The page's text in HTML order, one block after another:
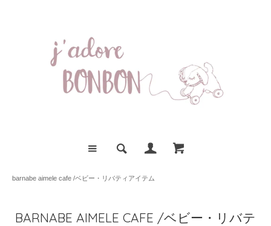
barnabe aimele cafe /ベビー・リバティアイテム
BARNABE AIMELE CAFE /ベビー・リバテ